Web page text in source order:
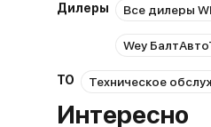
Дилеры Все дилеры
Wey
ТО Техническое
Интересно